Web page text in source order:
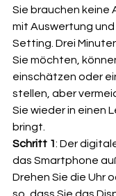
Sie brauchen keine
mit Auswertung
Setting. Drei
Sie möchten,
einschätzen oder
stellen, aber
Sie wieder in einen
bringt.
Schritt 1: Der
das Smartphone
Drehen Sie die Uhr